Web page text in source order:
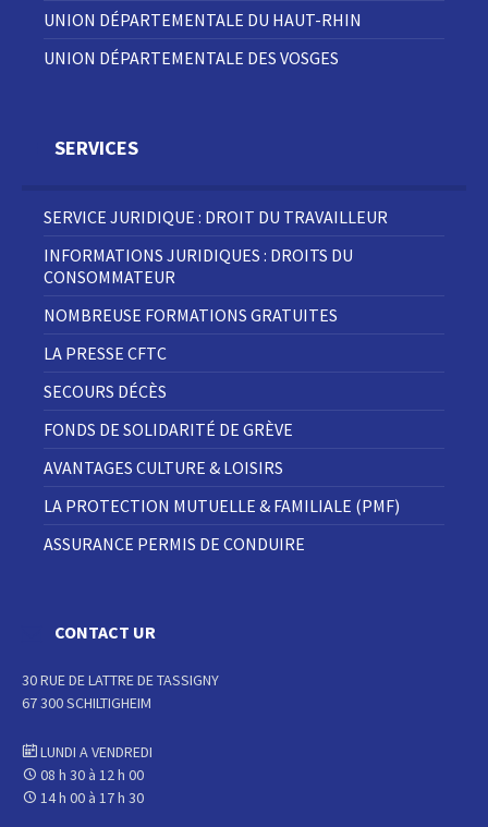
UNION DÉPARTEMENTALE DU HAUT-RHIN
UNION DÉPARTEMENTALE DES VOSGES
SERVICES
SERVICE JURIDIQUE : DROIT DU TRAVAILLEUR
INFORMATIONS JURIDIQUES : DROITS DU
CONSOMMATEUR
NOMBREUSE FORMATIONS GRATUITES
LA PRESSE CFTC
SECOURS DÉCÈS
FONDS DE SOLIDARITÉ DE GRÈVE
AVANTAGES CULTURE & LOISIRS
LA PROTECTION MUTUELLE & FAMILIALE (PMF)
ASSURANCE PERMIS DE CONDUIRE
CONTACT UR
30 RUE DE LATTRE DE TASSIGNY
67 300 SCHILTIGHEIM
LUNDI A VENDREDI
08 h 30 à 12 h 00
14 h 00 à 17 h 30